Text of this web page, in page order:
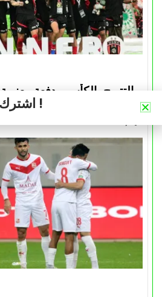
التتويج بالكأس.. دفعة معنوية
موقعة الزمالك
اشترك في نشرتنا الإخبارية !